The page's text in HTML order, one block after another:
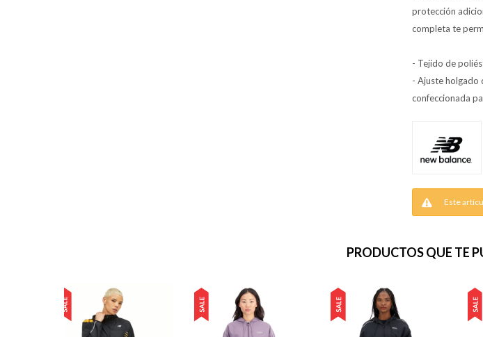
protección
completa te
- Tejido de
- Ajuste holgado
confeccionada
Este
PRODUCTOS QUE TE